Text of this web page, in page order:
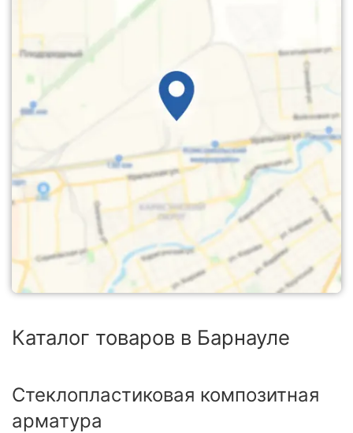
Каталог товаров в Барнауле
Стеклопластиковая композитная
арматура